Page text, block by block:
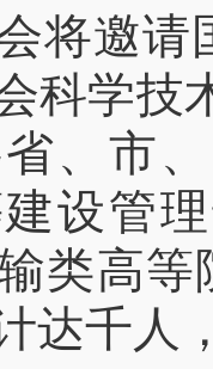
邀请
科学技
、市
设管
类高
达千人